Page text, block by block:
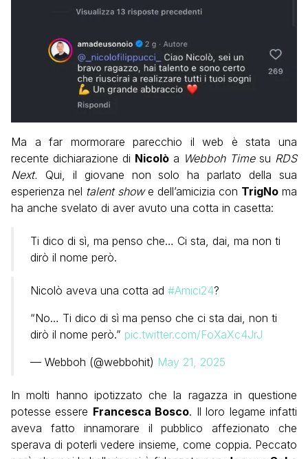
Ma a far mormorare parecchio il web è stata una
recente dichiarazione di Nicolò a Webboh Timesu RDS
Next. Qui, il giovane non solo ha parlato della sua
esperienza nel talent showe dell’amicizia con TrigNo ma
ha anche svelato di aver avuto una cotta in casetta:
Ti dico di sì, ma penso che… Ci sta, dai, ma non ti
dirò il nome però.
Nicolò aveva una cotta ad #Amici24?
“No… Ti dico di sì ma penso che ci sta dai, non ti
dirò il nome però.” pic.twitter.com/FoXaXc4JrJ
— Webboh (@webbohit) May 21, 2025
In molti hanno ipotizzato che la ragazza in questione
potesse essere Francesca Bosco. Il loro legame infatti
aveva fatto innamorare il pubblico affezionato che
sperava di poterli vedere insieme, come coppia. Peccato